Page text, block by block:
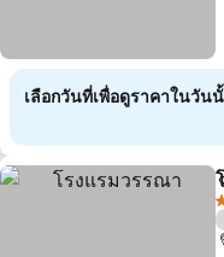
เลือกวันที่เพื่อดูราคาในวัน